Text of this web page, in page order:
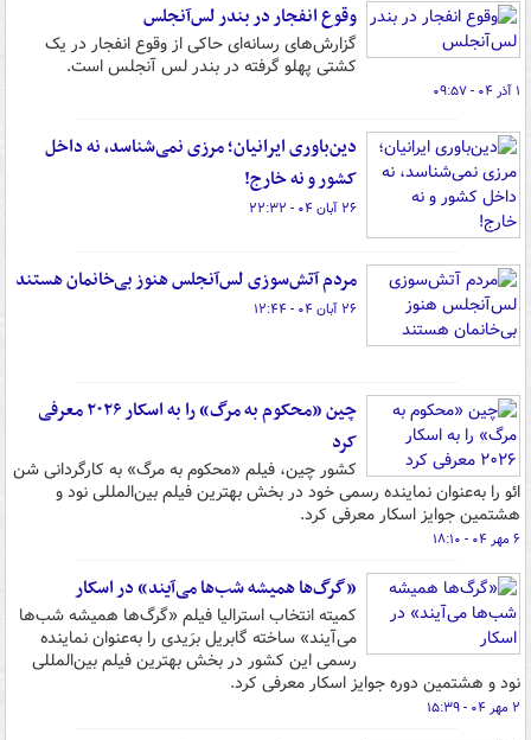
وقوع انفجار در بندر لس‌آنجلس
گزارش‌های رسانه‌ای حاکی از وقوع انفجار در یک
کشتی پهلو گرفته در بندر لس آنجلس است.
۱ آذر ۰۴ - ۰۹:۵۷
دین‌باوری ایرانیان؛ مرزی نمی‌شناسد، نه داخل
کشور و نه خارج!
۲۶ آبان ۰۴ - ۲۲:۳۲
مردم آتش‌سوزی لس‌آنجلس هنوز بی‌خانمان هستند
۲۶ آبان ۰۴ - ۱۲:۴۴
چین «محکوم به مرگ» را به اسکار ۲۰۲۶ معرفی
کرد
کشور چین، فیلم «محکوم به مرگ» به کارگردانی شن
ائو را به‌عنوان نماینده رسمی خود در بخش بهترین فیلم بین‌المللی نود و
هشتمین جوایز اسکار معرفی کرد.
۶ مهر ۰۴ - ۱۸:۱۰
«گرگ‌ها همیشه شب‌ها می‌آیند» در اسکار
کمیته انتخاب استرالیا فیلم «گرگ‌ها همیشه شب‌ها
می‌آیند» ساخته گابریل برَیدی را به‌عنوان نماینده
رسمی این کشور در بخش بهترین فیلم بین‌المللی
نود و هشتمین دوره جوایز اسکار معرفی کرد.
۲ مهر ۰۴ - ۱۵:۳۹